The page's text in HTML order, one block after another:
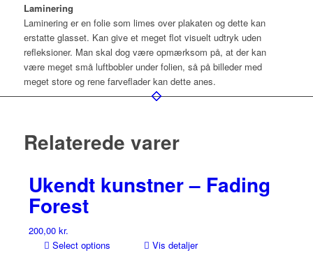
Laminering
Laminering er en folie som limes over plakaten og dette kan
erstatte glasset. Kan give et meget flot visuelt udtryk uden
refleksioner. Man skal dog være opmærksom på, at der kan
være meget små luftbobler under folien, så på billeder med
meget store og rene farveflader kan dette anes.
Relaterede varer
Ukendt kunstner – Fading
Forest
200,00 kr.
Select options
Vis detaljer